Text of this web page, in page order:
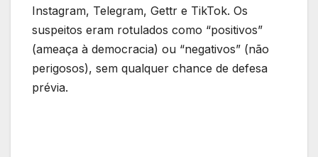
Instagram, Telegram, Gettr e TikTok. Os
suspeitos eram rotulados como “positivos”
(ameaça à democracia) ou “negativos” (não
perigosos), sem qualquer chance de defesa
prévia.